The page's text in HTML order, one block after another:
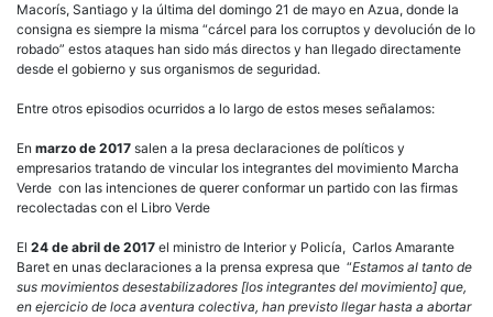
Macorís, Santiago y la última del domingo 21 de mayo en Azua, donde la
consigna es siempre la misma “cárcel para los corruptos y devolución de lo
robado” estos ataques han sido más directos y han llegado directamente
desde el gobierno y sus organismos de seguridad.
Entre otros episodios ocurridos a lo largo de estos meses señalamos:
En marzo de 2017 salen a la presa declaraciones de políticos y
empresarios tratando de vincular los integrantes del movimiento Marcha
Verde con las intenciones de querer conformar un partido con las firmas
recolectadas con el Libro Verde
El 24 de abril de 2017 el ministro de Interior y Policía, Carlos Amarante
Baret en unas declaraciones a la prensa expresa que “Estamos al tanto de
sus movimientos desestabilizadores [los integrantes del movimiento] que,
en ejercicio de loca aventura colectiva, han previsto llegar hasta a abortar